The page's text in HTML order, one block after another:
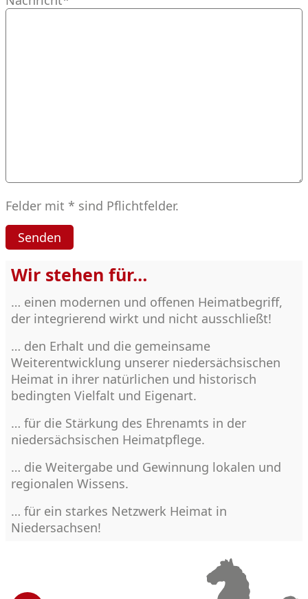
Felder mit * sind Pflichtfelder.
Wir stehen für…
… einen modernen und offenen Heimatbegriff,
der integrierend wirkt und nicht ausschließt!
… den Erhalt und die gemeinsame
Weiterentwicklung unserer niedersächsischen
Heimat in ihrer natürlichen und historisch
bedingten Vielfalt und Eigenart.
… für die Stärkung des Ehrenamts in der
niedersächsischen Heimatpflege.
… die Weitergabe und Gewinnung lokalen und
regionalen Wissens.
… für ein starkes Netzwerk Heimat in
Niedersachsen!